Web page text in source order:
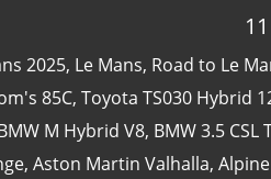
2025, Le Mans, Road to Le
85C, Toyota TS030 Hybrid
M Hybrid V8, BMW 3.5
, Aston Martin Valhalla,